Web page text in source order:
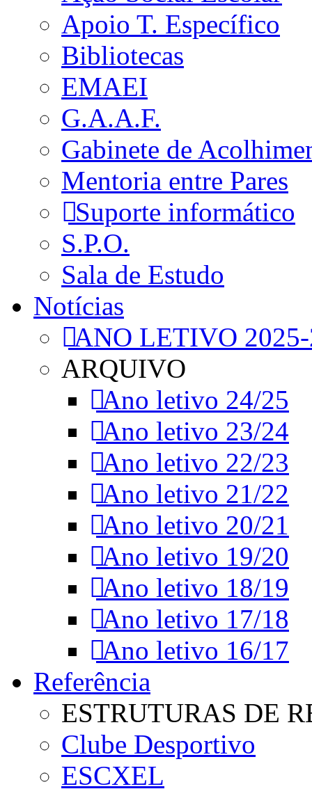
Apoio T. Específico
Bibliotecas
EMAEI
G.A.A.F.
Gabinete de
Mentoria entre Pares
Suporte informático
S.P.O.
Sala de Estudo
Notícias
ANO LETIVO
ARQUIVO
Ano letivo 24/25
Ano letivo 23/24
Ano letivo 22/23
Ano letivo 21/22
Ano letivo 20/21
Ano letivo 19/20
Ano letivo 18/19
Ano letivo 17/18
Ano letivo 16/17
Referência
ESTRUTURAS DE
Clube Desportivo
ESCXEL